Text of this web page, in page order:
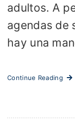
adultos. A
agendas de
hay una
Continue Reading